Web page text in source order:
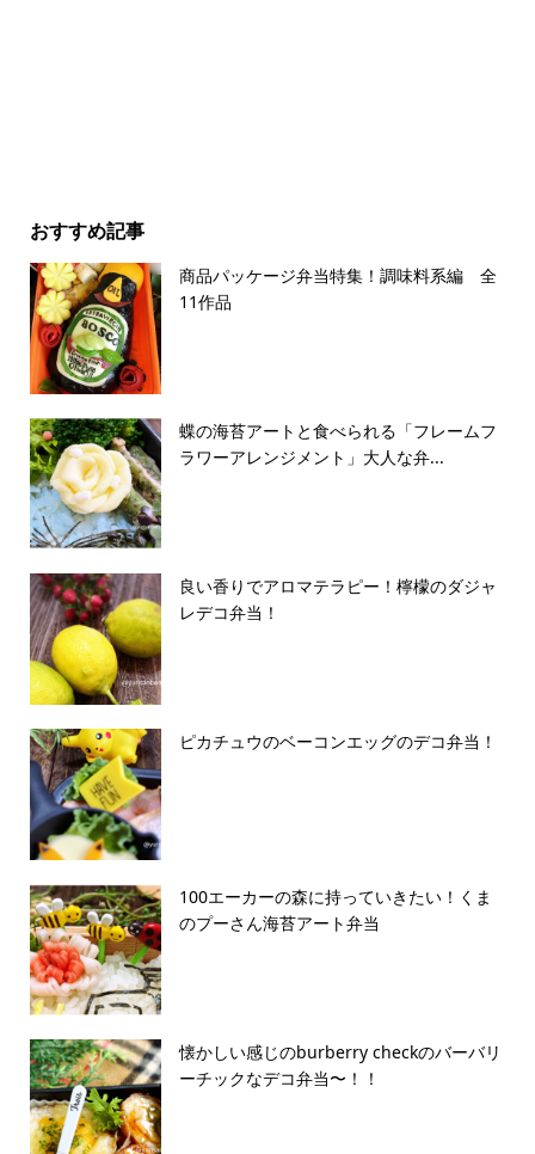
おすすめ記事
商品パッケージ弁当特集！調味料系編 全
11作品
蝶の海苔アートと食べられる「フレームフ
ラワーアレンジメント」大人な弁...
良い香りでアロマテラピー！檸檬のダジャ
レデコ弁当！
ピカチュウのベーコンエッグのデコ弁当！
100エーカーの森に持っていきたい！くま
のプーさん海苔アート弁当
懐かしい感じのburberry checkのバーバリ
ーチックなデコ弁当〜！！